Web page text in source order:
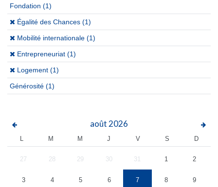
Fondation (1)
(x)
Égalité des Chances (1)
(x)
Mobilité internationale (1)
(x)
Entrepreneuriat (1)
(x)
Logement (1)
Générosité (1)
août 2026
L M M J V S D
27 28 29 30 31 1 2
3 4 5 6 7 8 9